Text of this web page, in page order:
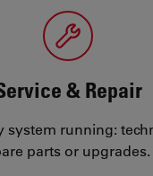
& Repair
system running:
parts or upgrades.